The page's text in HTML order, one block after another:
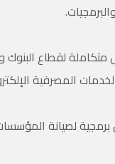
متكاملة لقطاع
المصرفية
برمجية لصيانة